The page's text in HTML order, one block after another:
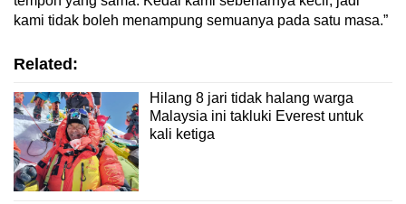
kami tidak boleh menampung semuanya pada satu masa.”
Related:
Hilang 8 jari tidak halang warga
Malaysia ini takluki Everest untuk
kali ketiga